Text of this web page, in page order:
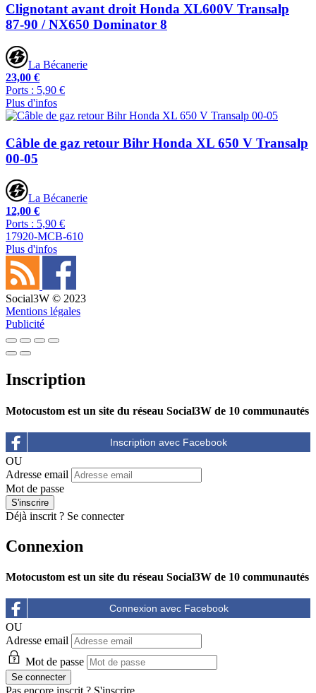
Clignotant avant droit Honda XL600V Transalp
87-90 / NX650 Dominator 8
La Bécanerie
23,00 €
Ports : 5,90 €
Plus d'infos
Câble de gaz retour Bihr Honda XL 650 V Transalp
00-05
La Bécanerie
12,00 €
Ports : 5,90 €
17920-MCB-610
Plus d'infos
Social3W © 2023
Mentions légales
Publicité
Inscription
Motocustom est un site du réseau Social3W de 10 communautés
OU
Adresse email
Mot de passe
Déjà inscrit ? Se connecter
Connexion
Motocustom est un site du réseau Social3W de 10 communautés
OU
Adresse email
Mot de passe